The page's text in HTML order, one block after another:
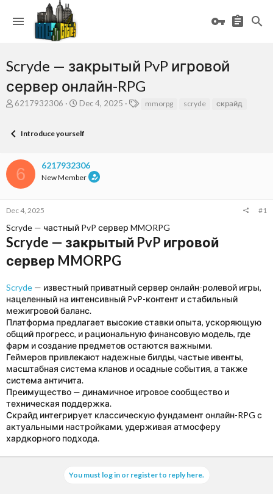
Scryde — закрытый PvP игровой
сервер онлайн-RPG
T
e
d
s
a
t
6217932306
S
r
a
t
Dec 4, 2025 mmorpg scryde скрайд
Introduce yourself
6 6217932306
New Member
Dec 4, 2025 #1
Scryde — частный PvP сервер MMORPG
Scryde — закрытый PvP игровой
сервер MMORPG
Scryde — известный приватный сервер онлайн-ролевой игры,
нацеленный на интенсивный PvP-контент и стабильный
межигровой баланс.
Платформа предлагает высокие ставки опыта, ускоряющую
общий прогресс, и рациональную финансовую модель, где
фарм и создание предметов остаются важными.
Геймеров привлекают надежные билды, частые ивенты,
масштабная система кланов и осадные события, а также
система античита.
Преимущество — динамичное игровое сообщество и
техническая поддержка.
Скрайд интегрирует классическую фундамент онлайн-RPG с
актуальными настройками, удерживая атмосферу
хардкорного подхода.
You must log in or register to reply here.